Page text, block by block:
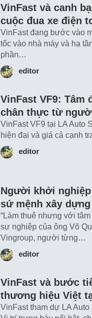
VinFast và canh
cuộc đua xe điện
VinFast đang bước vào
tốc vào nhà máy và hạ
phần…
editor
VinFast VF9: Tâm
chân thực từ
VinFast VF9 tại LA Auto
hiện đại và giá cả cạnh
editor
Người khởi nghiệp
sứ mệnh xây
“Làm thuê nhưng với
sự nghiệp của ông Võ
Vingroup, người từng…
editor
VinFast và bước
thương hiệu Việt
VinFast tham dự LA